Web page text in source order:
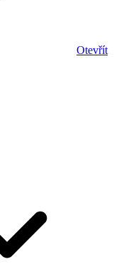
Otevřít